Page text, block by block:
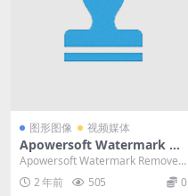
图形图像 视频媒体
Apowersoft Watermark Re
mover（视频图像去水印软
件）v1.4.19.1 中文破解版
Apowersoft Watermark Remover
是一款视频图像去水印软...
2 年前 505 0